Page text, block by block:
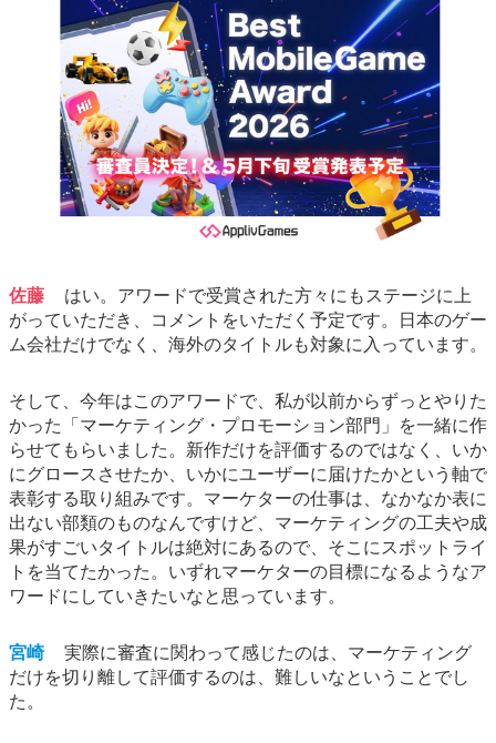
佐藤
はい。アワードで受賞された方々にもステージに上
がっていただき、コメントをいただく予定です。日本のゲー
ム会社だけでなく、海外のタイトルも対象に入っています。
そして、今年はこのアワードで、私が以前からずっとやりた
かった「マーケティング・プロモーション部門」を一緒に作
らせてもらいました。新作だけを評価するのではなく、いか
にグロースさせたか、いかにユーザーに届けたかという軸で
表彰する取り組みです。マーケターの仕事は、なかなか表に
出ない部類のものなんですけど、マーケティングの工夫や成
果がすごいタイトルは絶対にあるので、そこにスポットライ
トを当てたかった。いずれマーケターの目標になるようなア
ワードにしていきたいなと思っています。
宮崎
実際に審査に関わって感じたのは、マーケティング
だけを切り離して評価するのは、難しいなということでし
た。